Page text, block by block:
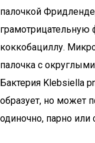
палочкой
грамотрицательную
коккобациллу.
палочка с
Бактерия Klebsiella
образует, но может
одиночно, парно или